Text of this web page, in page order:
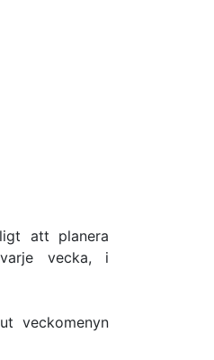
att planera
vecka, i
veckomenyn